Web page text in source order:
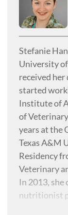
Stefanie
University
received her
started
Institute of
of
years at the
Texas A&M
Residency
Veterinary
In 2013, she
nutritionist